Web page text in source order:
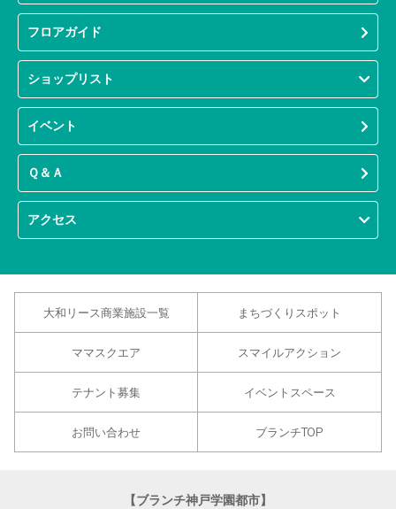
フロアガイド
ショップリスト
イベント
Ｑ＆Ａ
アクセス
大和リース商業施設一覧 まちづくりスポット
ママスクエア スマイルアクション
テナント募集 イベントスペース
お問い合わせ ブランチTOP
【ブランチ神戸学園都市】